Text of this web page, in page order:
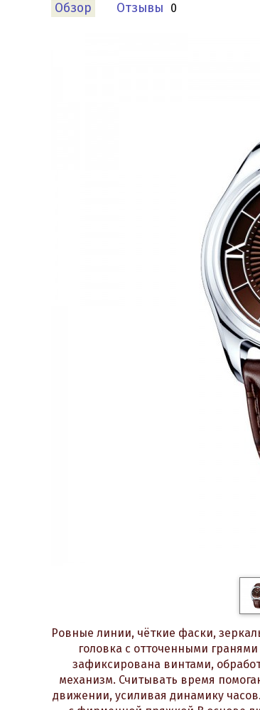
Обзор Отзывы 0
Ровные линии, чёткие фаски,
головка с отточенными
зафиксирована винтами,
механизм. Считывать время
движении, усиливая динамику